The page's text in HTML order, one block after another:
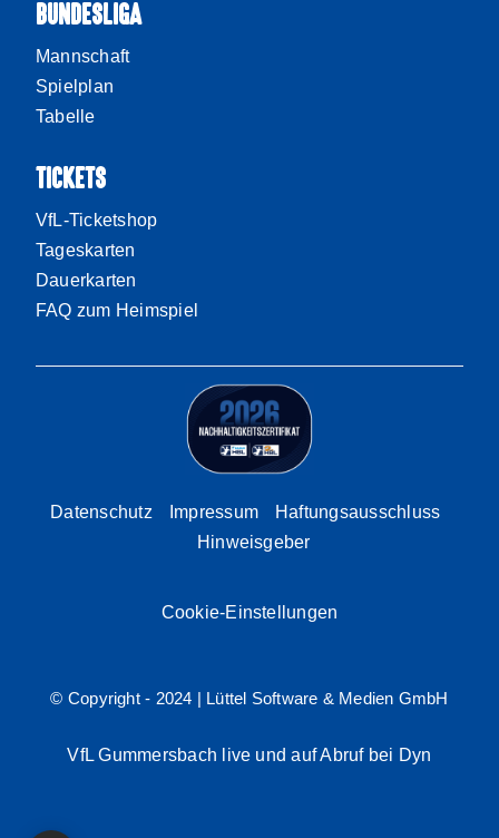
BUNDESLIGA
Mannschaft
Spielplan
Tabelle
TICKETS
VfL-Ticketshop
Tageskarten
Dauerkarten
FAQ zum Heimspiel
Datenschutz Impressum
Haftungsausschluss
Hinweisgeber
Cookie-Einstellungen
© Copyright - 2024 | Lüttel Software & Medien GmbH
VfL Gummersbach live und auf Abruf bei Dyn